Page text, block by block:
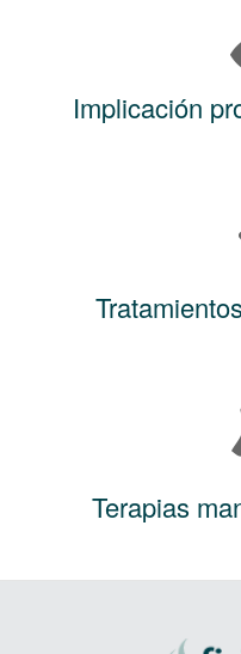
Implicación
Terapias